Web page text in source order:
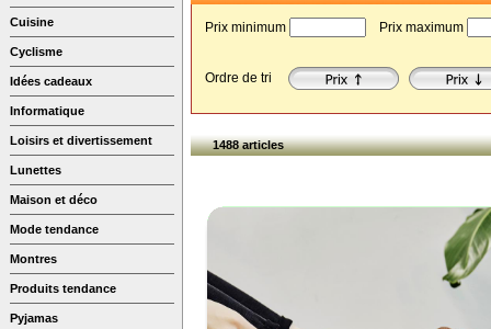
Cuisine
Cyclisme
Idées cadeaux
Informatique
Loisirs et divertissement
Lunettes
Maison et déco
Mode tendance
Montres
Produits tendance
Pyjamas
Prix minimum  Prix maximum
Ordre de tri
1488 articles